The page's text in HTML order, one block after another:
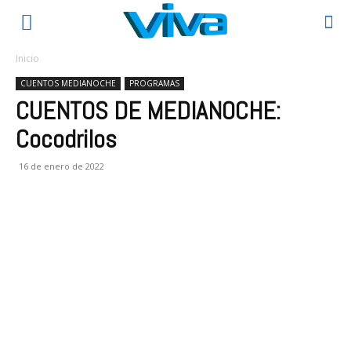
Inicio
CUENTOS MEDIANOCHE PROGRAMAS
CUENTOS DE MEDIANOCHE:
Cocodrilos
16 de enero de 2022